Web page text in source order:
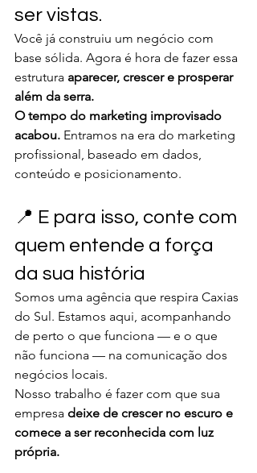
ser vistas.
Você já construiu um negócio com
base sólida. Agora é hora de fazer essa
estrutura aparecer, crescer e prosperar
além da serra.
O tempo do marketing improvisado
acabou. Entramos na era do marketing
profissional, baseado em dados,
conteúdo e posicionamento.
📍 E para isso, conte com
quem entende a força
da sua história
Somos uma agência que respira Caxias
do Sul. Estamos aqui, acompanhando
de perto o que funciona — e o que
não funciona — na comunicação dos
negócios locais.
Nosso trabalho é fazer com que sua
empresa deixe de crescer no escuro e
comece a ser reconhecida com luz
própria.